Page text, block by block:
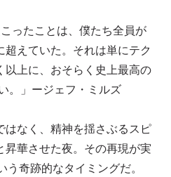
ったことは、僕たち全員が
えていた。それは単にテク
以上に、おそらく史上最高の
。」ージェフ・ミルズ
はなく、精神を揺さぶるスピ
昇華させた夜。その再現が実
奇跡的なタイミングだ。